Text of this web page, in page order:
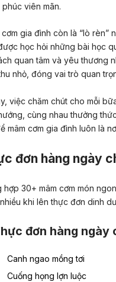
phúc viên mãn.
cơm gia đình còn là “lò rèn”
học hỏi những bài học
quan tâm và yêu thương
nhỏ, đóng vai trò quan
việc chăm chút cho mỗi
cùng nhau thưởng
mâm cơm gia đình luôn là
đơn hàng ngày
hợp 30+ mâm cơm món
khi lên thực đơn dinh
đơn hàng ngày
Canh ngao mồng tơi
Cuống họng lợn luộc